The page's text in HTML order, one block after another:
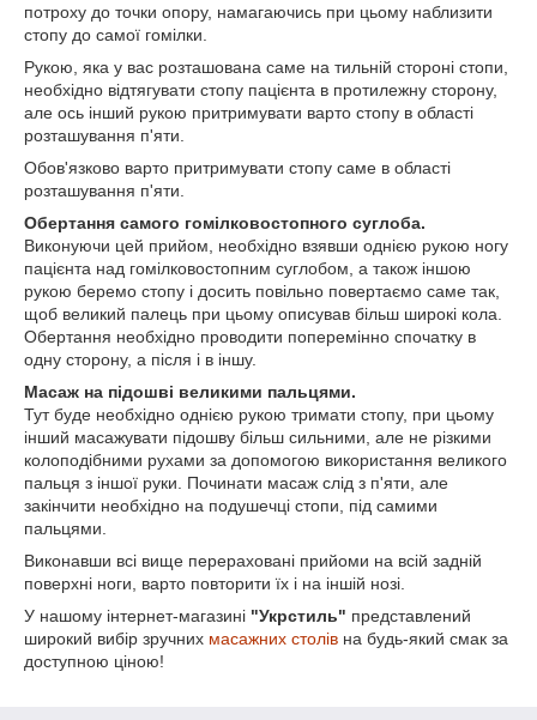
потроху до точки опору, намагаючись при цьому наблизити
стопу до самої гомілки.
Рукою, яка у вас розташована саме на тильній стороні стопи,
необхідно відтягувати стопу пацієнта в протилежну сторону,
але ось інший рукою притримувати варто стопу в області
розташування п'яти.
Обов'язково варто притримувати стопу саме в області
розташування п'яти.
Обертання самого гомілковостопного суглоба.
Виконуючи цей прийом, необхідно взявши однією рукою ногу
пацієнта над гомілковостопним суглобом, а також іншою
рукою беремо стопу і досить повільно повертаємо саме так,
щоб великий палець при цьому описував більш широкі кола.
Обертання необхідно проводити поперемінно спочатку в
одну сторону, а після і в іншу.
Масаж на підошві великими пальцями.
Тут буде необхідно однією рукою тримати стопу, при цьому
інший масажувати підошву більш сильними, але не різкими
колоподібними рухами за допомогою використання великого
пальця з іншої руки. Починати масаж слід з п'яти, але
закінчити необхідно на подушечці стопи, під самими
пальцями.
Виконавши всі вище перераховані прийоми на всій задній
поверхні ноги, варто повторити їх і на іншій нозі.
У нашому інтернет-магазині "Укрстиль" представлений
широкий вибір зручних масажних столів на будь-який смак за
доступною ціною!